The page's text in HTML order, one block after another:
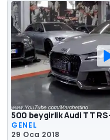
500 beygirlik Audi TT
GENEL
29 Oca 2018